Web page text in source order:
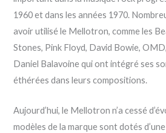
1960 et dans les années 1970.
avoir utilisé le Mellotron, comme les
Stones, Pink Floyd, David Bowie,
Daniel Balavoine qui ont intégré ses
éthérées dans leurs compositions.
Aujourd’hui, le Mellotron n’a cessé
modèles de la marque sont dotés